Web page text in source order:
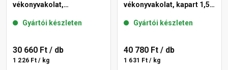
vékonyvakolat,
42-D 25 kg
Gyártói készleten
30 660 Ft / db
1 226 Ft / kg
vékonyvakolat, kapart 1,5
Gyártói készleten
40 780 Ft / db
1 631 Ft / kg